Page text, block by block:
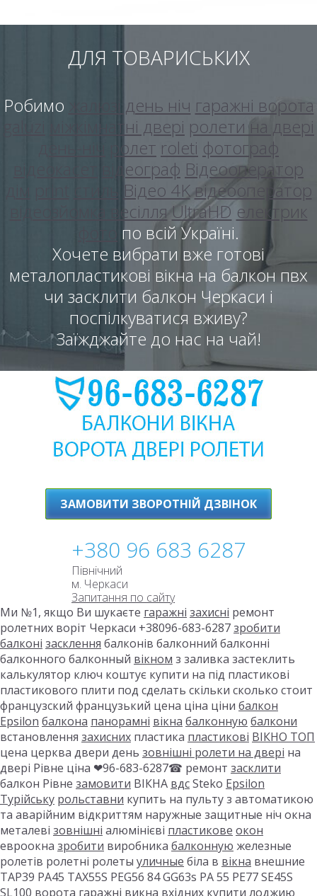
ДЛЯ ТОВАРИСЬКИХ
Робимо жалюзі день ніч гаражні ворота
міжкімнатні двері ролети на двері
день-ніч
ролет roleti фотограф
відеограф Відеооператор
стиль Відео 4K відеооператор
відеозйомка весілля UltraHD електрик
фото
по всій Україні.
Хочете вибрати вже готові
металопластикові вікна на балкон пвх
чи засклити балкон Черкаси і
поспілкуватися вживу?
Заїжджайте до нас на чай!
ЗАМОВИТИ ЗВОРОТНІЙ ДЗВІНОК
+380 96 683 6287
Північний
м. Черкаси
Запитання по сайту
Ми №1, якщо Ви шукаєте гаражні захисні ремонт
ролетних воріт Черкаси +38096-683-6287зробити
балконі засклення балконів балконний балконні
балконного балконный вікном з заливка застеклить
калькулятор ключ коштує купити на під пластикові
пластикового плити под сделать скільки сколько стоит
французский французький цена ціна ціни балкон
Epsilon балкона панорамні вікна балконную балкони
встановлення захисних пластика пластикові ВІКНО ТОП
цена церква двери день зовнішні ролети на двері на
двері Рівне ціна ❤96-683-6287☎ ремонт засклити
балкон Рівне замовити ВІКНА вдсSteko Epsilon
Турійську рольставни купить на пульту з автоматикою
та аварійним відкриттям наружные защитные ніч окна
металеві зовнішні алюмінієві пластикове окон
евроокна зробити виробника балконную железные
ролетів ролетні ролеты уличные біла в вікна внешние
TAP39 PA45 TAX55S PEG56 84 GG63s PA 55 PE77 SE45S
SL100 ворота гаражні викна вхідних купити лоджию